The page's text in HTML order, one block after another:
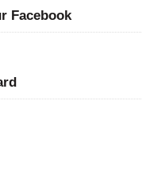
Facebook